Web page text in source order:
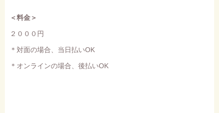
＜料金＞
２０００円
＊対面の場合、当日払いOK
＊オンラインの場合、後払いOK